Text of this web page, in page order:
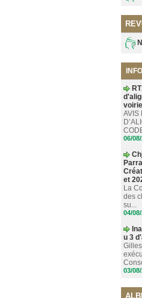
AVIS
06/
et
La
des
su...
04/
u 3
03/